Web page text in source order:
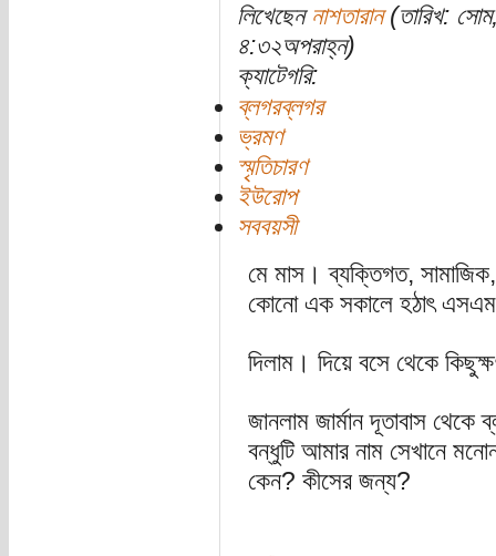
লিখেছেন নাশতারান(তারিখ:
৪:৩২অপরাহ্ন)
ক্যাটেগরি:
ব্লগরব্লগর
ভ্রমণ
স্মৃতিচারণ
ইউরোপ
সববয়সী
মে মাস। ব্যক্তিগত,
কোনো এক সকালে হঠাৎ
দিলাম। দিয়ে বসে থেকে
জানলাম জার্মান দূতাবাস
বন্ধুটি আমার নাম সেখানে
কেন? কীসের জন্য?